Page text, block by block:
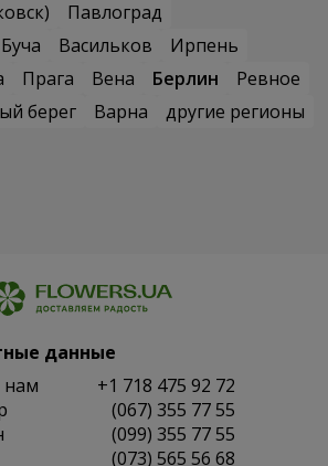
Павлоград
Буча Васильков
Ирпень
Прага Вена Берлин
Ревное
берег Варна
другие регионы
данные
нам
+1 718 475 92 72
(067) 355 77 55
(099) 355 77 55
(073) 565 56 68